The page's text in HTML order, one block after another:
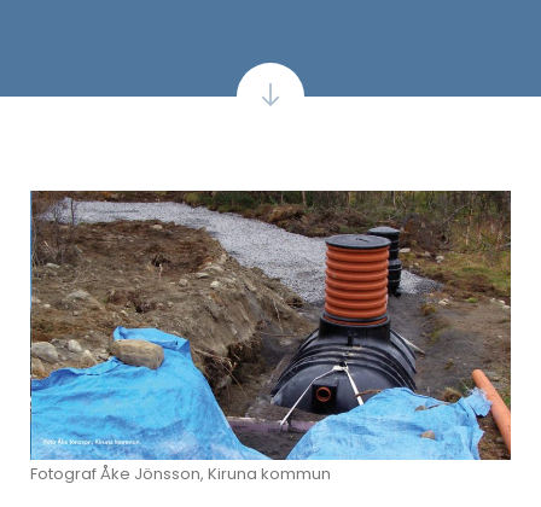
Fotograf Åke Jönsson, Kiruna kommun